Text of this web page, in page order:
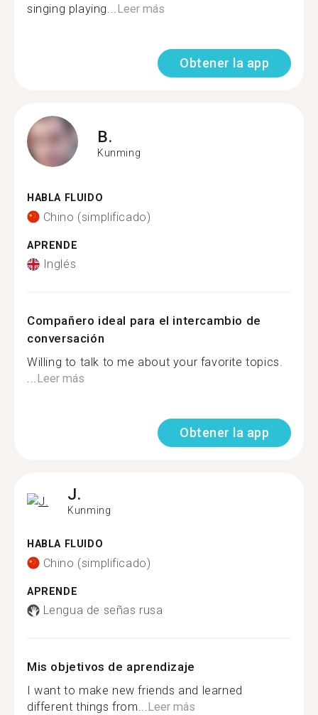
singing playing...Leer más
Obtener la app
B.
Kunming
HABLA FLUIDO
Chino (simplificado)
APRENDE
Inglés
Compañero ideal para el intercambio de
conversación
Willing to talk to me about your favorite topics.
...Leer más
Obtener la app
J.
Kunming
HABLA FLUIDO
Chino (simplificado)
APRENDE
Lengua de señas rusa
Mis objetivos de aprendizaje
I want to make new friends and learned
different things from...Leer más